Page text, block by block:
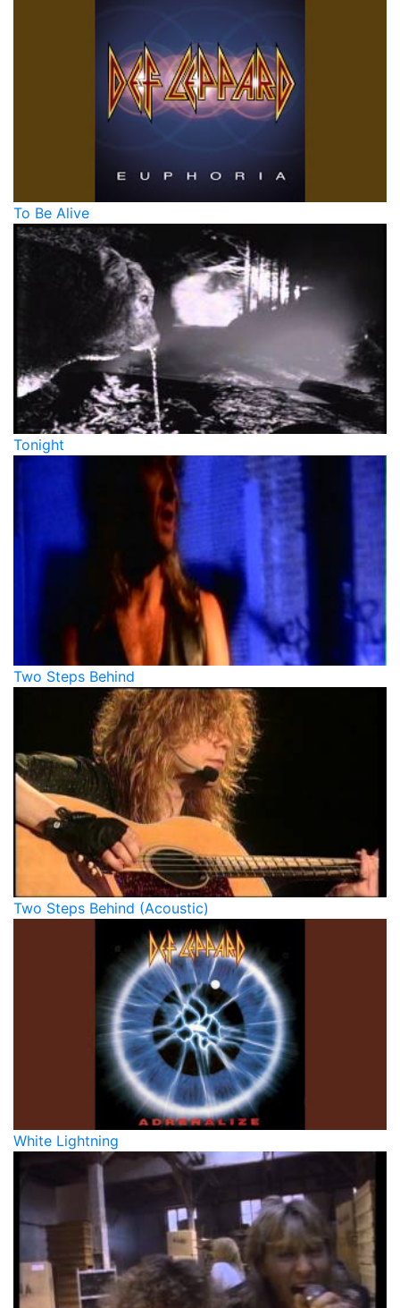
To Be Alive
Tonight
Two Steps Behind
Two Steps Behind (Acoustic)
White Lightning